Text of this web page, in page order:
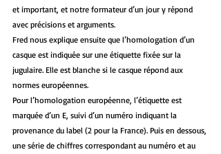
et important, et notre formateur d’un jour y répond
avec précisions et arguments.
Fred nous explique ensuite que l’homologation d’un
casque est indiquée sur une étiquette fixée sur la
jugulaire. Elle est blanche si le casque répond aux
normes européennes.
Pour l’homologation européenne, l’étiquette est
marquée d’un E, suivi d’un numéro indiquant la
provenance du label (2 pour la France). Puis en dessous,
une série de chiffres correspondant au numéro et au